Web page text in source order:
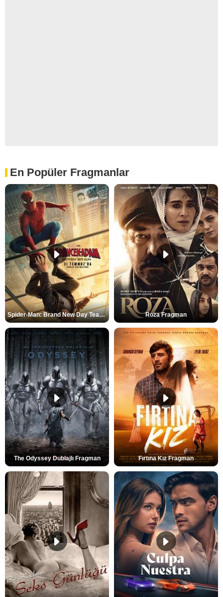
En Popüler Fragmanlar
Spider-Man: Brand New Day Teaser Roza Fragman
The Odyssey Dublajlı Fragman Fırtına Kız Fragman